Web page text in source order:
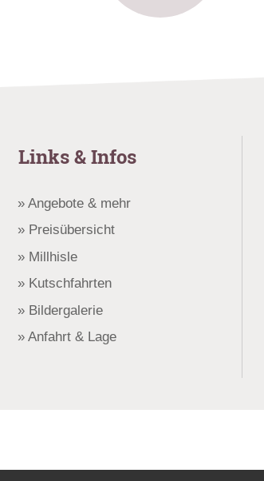
Links & Infos
Angebote & mehr
Preisübersicht
Millhisle
Kutschfahrten
Bildergalerie
Anfahrt & Lage